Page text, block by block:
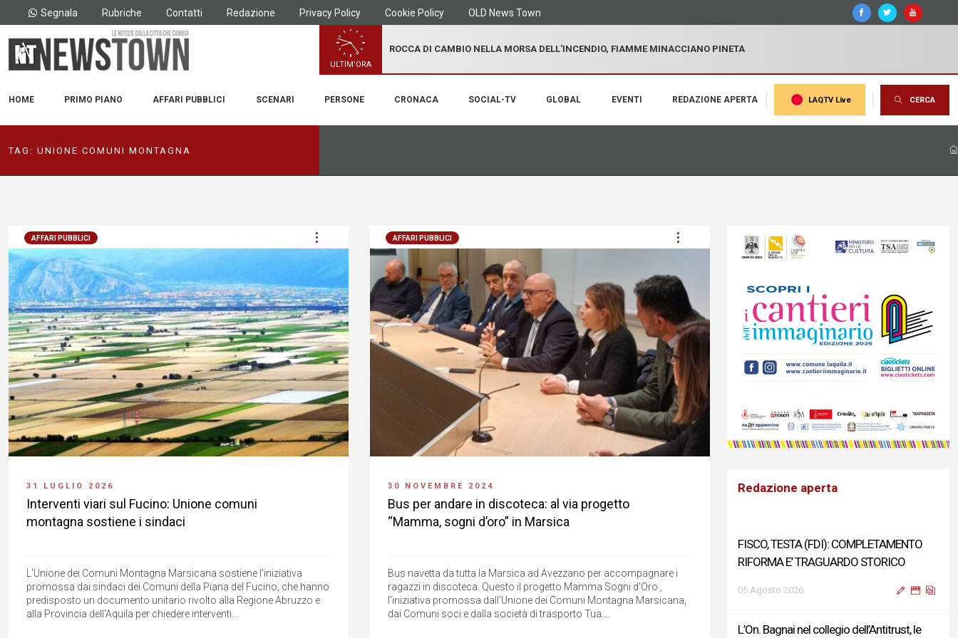
Segnala Rubriche Contatti Redazione Privacy Policy Cookie Policy OLD News Town
ULTIM'ORA
ROCCA DI CAMBIO NELLA MORSA DELL'INCENDIO, FIAMME MINACCIANO PINETA
HOME PRIMO PIANO AFFARI PUBBLICI SCENARI PERSONE CRONACA SOCIAL-TV GLOBAL EVENTI REDAZIONE APERTA LAQTV Live CERCA
TAG: UNIONE COMUNI MONTAGNA
AFFARI PUBBLICI
31 LUGLIO 2026
Interventi viari sul Fucino: Unione comuni
montagna sostiene i sindaci
L'Unione dei Comuni Montagna Marsicana sostiene l'iniziativa
promossa dai sindaci dei Comuni della Piana del Fucino, che hanno
predisposto un documento unitario rivolto alla Regione Abruzzo e
alla Provincia dell'Aquila per chiedere interventi...
AFFARI PUBBLICI
30 NOVEMBRE 2024
Bus per andare in discoteca: al via progetto
“Mamma, sogni d’oro” in Marsica
Bus navetta da tutta la Marsica ad Avezzano per accompagnare i
ragazzi in discoteca. Questo il progetto Mamma Sogni d'Oro ,
l'iniziativa promossa dall'Unione dei Comuni Montagna Marsicana,
dai Comuni soci e dalla società di trasporto Tua....
Redazione aperta
FISCO, TESTA (FDI): COMPLETAMENTO
RIFORMA E’ TRAGUARDO STORICO
05 Agosto 2026
L’On. Bagnai nel collegio dell’Antitrust, le